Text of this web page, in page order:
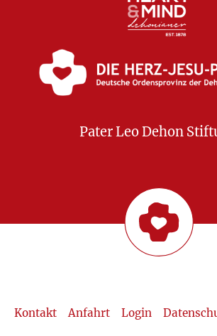
Pater Leo Dehon
Kontakt Anfahrt Login